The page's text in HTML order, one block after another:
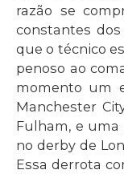
razão se
constantes
que o técnico
penoso ao
momento um
Manchester
Fulham, e uma
no derby de
Essa derrota